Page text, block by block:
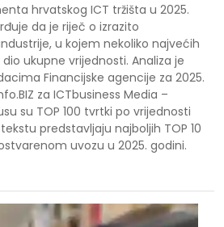
hrvatskog ICT tržišta u 2025.
da je riječ o izrazito
u kojem nekoliko najvećih
ukupne vrijednosti. Analiza je
Financijske agencije za 2025.
za ICTbusiness Media –
su TOP 100 tvrtki po vrijednosti
predstavljaju najboljih TOP 10
uvozu u 2025. godini.